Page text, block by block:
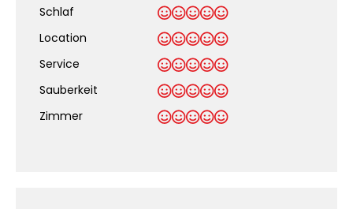
Schlaf
Location
Service
Sauberkeit
Zimmer